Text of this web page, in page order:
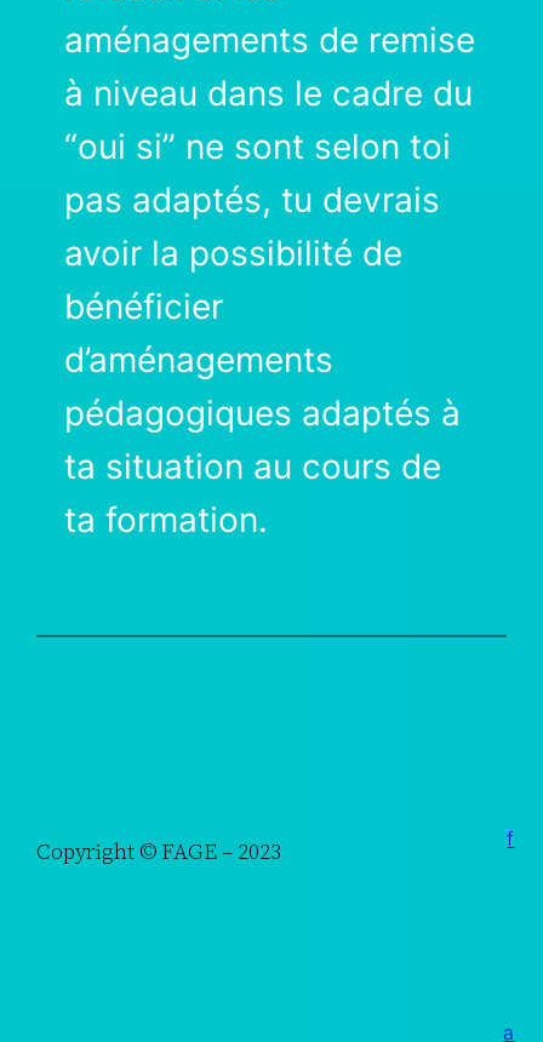
aménagements de remise
à niveau dans le cadre du
“oui si” ne sont selon toi
pas adaptés, tu devrais
avoir la possibilité de
bénéficier
d’aménagements
pédagogiques adaptés à
ta situation au cours de
ta formation.
Copyright © FAGE – 2023 f
a